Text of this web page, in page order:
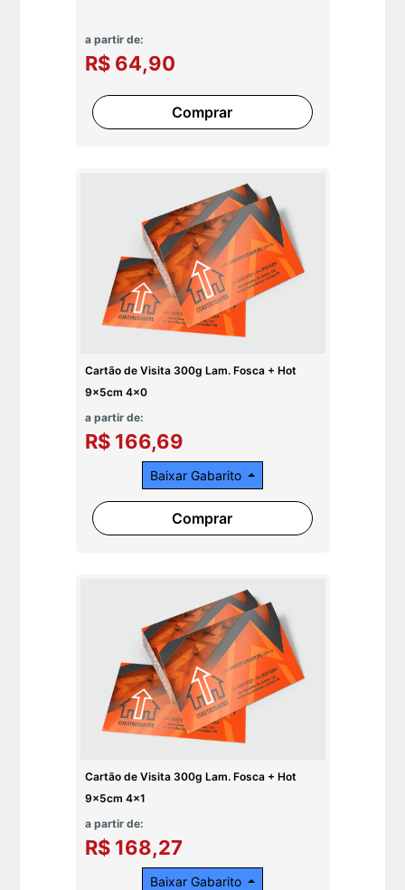
a partir de:
R$ 64,90
Comprar
Cartão de Visita 300g Lam. Fosca + Hot
9x5cm 4x0
a partir de:
R$ 166,69
Baixar Gabarito
Comprar
Cartão de Visita 300g Lam. Fosca + Hot
9x5cm 4x1
a partir de:
R$ 168,27
Baixar Gabarito